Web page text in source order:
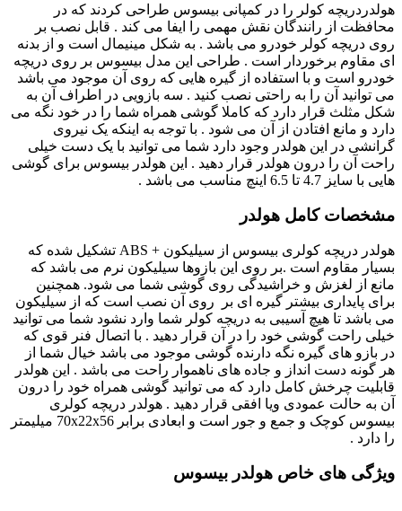
هولدردریچه کولر را در کمپانی بیسوس طراحی کردند که در
محافظت از رانندگان نقش مهمی را ایفا می کند . قابل نصب بر
روی دریچه کولر خودرو می باشد . به شکل مینیمال است و از بدنه‌
ای مقاوم برخوردار است . طراحی این مدل بیسوس بر روی دریچه
خودرو است و با استفاده از گیره هایی که روی آن موجود می باشد
می توانید آن را به راحتی نصب کنید . سه بازویی در اطراف آن به
شکل مثلث قرار دارد که کاملا گوشی همراه شما را در خود نگه می
دارد و مانع افتادن از آن می شود . با توجه به اینکه یک نیروی
گرانشی در این هولدر وجود دارد شما می توانید با یک دست خیلی
راحت آن را درون هولدر قرار دهید . این هولدر بیسوس برای گوشی
هایی با سایز 4.7 تا 6.5 اینچ مناسب می باشد .
مشخصات کامل هولدر
هولدر دریچه کولری بیسوس از سیلیکون + ABS تشکیل شده که
بسیار مقاوم است .بر روی این بازوها سیلیکون نرم می باشد که
مانع از لغزش و خراشیدگی روی گوشی شما می شود. همچنین
برای پایداری بیشتر گیره ای بر روی آن نصب است که از سیلیکون
می باشد تا هیچ آسیبی به دریچه کولر شما وارد نشود شما می توانید
خیلی راحت گوشی خود را در آن قرار دهید . با اتصال فنر قوی که
در بازو های گیره نگه دارنده گوشی موجود می باشد خیال شما از
هر گونه دست انداز و جاده های ناهموار راحت می باشد . این هولدر
قابلیت چرخش کامل دارد که می توانید گوشی همراه خود را درون
آن به حالت عمودی ویا افقی قرار دهید . هولدر دریچه کولری
بیسوس کوچک و جمع و جور است و ابعادی برابر 70x22x56 میلیمتر
را دارد .
ویژگی های خاص هولدر بیسوس